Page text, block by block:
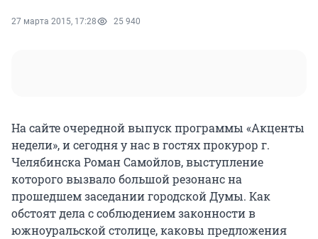
27 марта 2015, 17:28 25 940
На сайте очередной выпуск программы «Акценты
недели», и сегодня у нас в гостях прокурор г.
Челябинска Роман Самойлов, выступление
которого вызвало большой резонанс на
прошедшем заседании городской Думы. Как
обстоят дела с соблюдением законности в
южноуральской столице, каковы предложения